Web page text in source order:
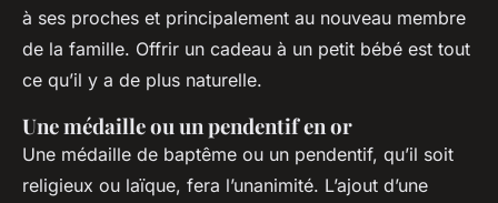
à ses proches et principalement au nouveau membre
de la famille. Offrir un cadeau à un petit bébé est tout
ce qu’il y a de plus naturelle.
Une médaille ou un pendentif en or
Une médaille de baptême ou un pendentif, qu’il soit
religieux ou laïque, fera l’unanimité. L’ajout d’une